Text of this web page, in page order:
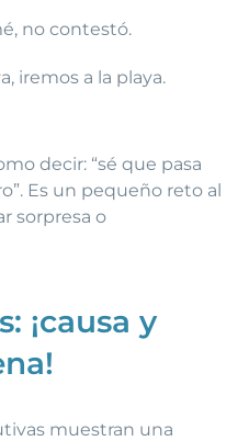
no contestó.
iremos a la playa.
decir: “sé que pasa
Es un pequeño reto al
sorpresa o
¡causa y
muestran una